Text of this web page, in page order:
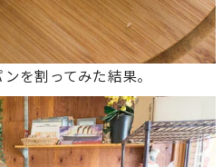
を割ってみた結果。